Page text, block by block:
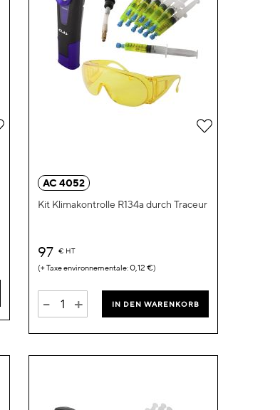
Zur
hinzufügen
AC 4052
Kit Klimakontrolle R134a durch Traceur
97 € HT
0,12 €
- + IN DEN WARENKORB
Zur